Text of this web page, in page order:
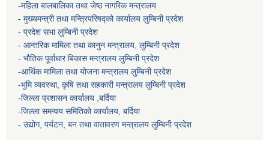
-महिला बालबालिका तथा जेष्ठ नागरिक मन्त्रालय
- मुख्यमन्त्री तथा मन्त्रिपरिषद्को कार्यालय लुम्बिनी प्रदेश
- प्रदेश सभा लुम्बिनी प्रदेश
- आन्तरिक मामिला तथा कानुन मन्त्रालय, लुम्बिनी प्रदेश
- भौतिक पूर्वाधार बिकास मन्त्रालय लुम्बिनी प्रदेश
-आर्थिक मामिला तथा योजना मन्त्रालय लुम्बिनी प्रदेश
-भुमि व्यवस्था, कृषि तथा सहकारी मन्त्रालय लुम्बिनी प्रदेश
-जिल्ला प्रशासन कार्यालय ,बर्दिया
-जिल्ला समन्वय समितिको कार्यालय, बर्दिया
- उद्योग, पर्यटन, बन तथा वातावरण मन्त्रालय लुम्बिनी प्रदेश